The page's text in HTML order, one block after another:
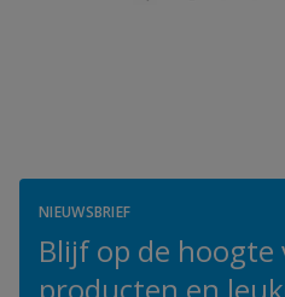
NIEUWSBRIEF
Blijf op de hoogte